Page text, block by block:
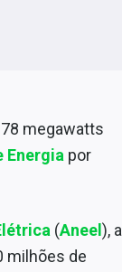
megawatts
Energia por
(Aneel), a
milhões de